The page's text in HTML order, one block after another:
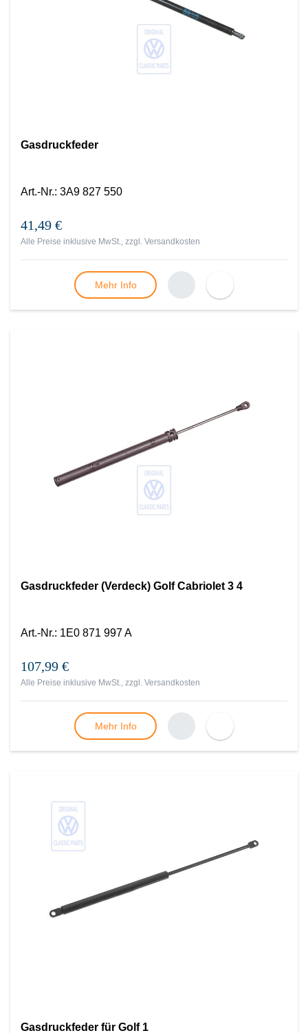
Gasdruckfeder
Art.-Nr.: 3A9 827 550
41,49 €
Alle Preise inklusive MwSt., zzgl. Versandkosten
Mehr Info
Gasdruckfeder (Verdeck) Golf Cabriolet 3 4
Art.-Nr.: 1E0 871 997 A
107,99 €
Alle Preise inklusive MwSt., zzgl. Versandkosten
Mehr Info
Gasdruckfeder für Golf 1